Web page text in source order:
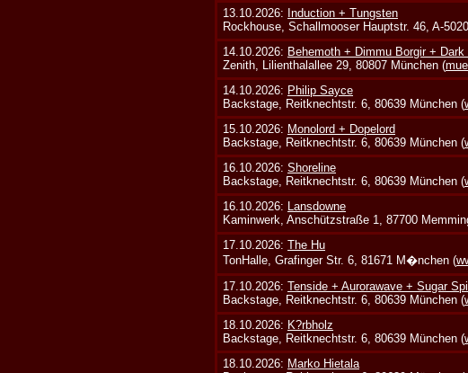
13.10.2026: Induction + Tungsten
Rockhouse, Schallmooser Hauptstr. 46, A-
14.10.2026: Behemoth + Dimmu Borgir + Dark
Zenith, Lilienthalallee 29, 80807 München (
14.10.2026: Philip Sayce
Backstage, Reitknechtstr. 6, 80639 München (
15.10.2026: Monolord + Dopelord
Backstage, Reitknechtstr. 6, 80639 München (
16.10.2026:Shoreline
Backstage, Reitknechtstr. 6, 80639 München (
16.10.2026: Lansdowne
Kaminwerk, Anschützstraße 1, 87700
17.10.2026:The Hu
TonHalle, Grafinger Str. 6, 81671 M�nchen (
17.10.2026:Tenside + Aurorawave + Sugar
Backstage, Reitknechtstr. 6, 80639 München (
18.10.2026: K?rbholz
Backstage, Reitknechtstr. 6, 80639 München (
18.10.2026: Marko Hietala